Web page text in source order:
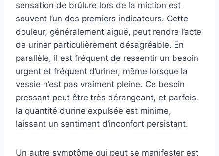
sensation de brûlure lors de la miction est
souvent l’un des premiers indicateurs. Cette
douleur, généralement aiguë, peut rendre l’acte
de uriner particulièrement désagréable. En
parallèle, il est fréquent de ressentir un besoin
urgent et fréquent d’uriner, même lorsque la
vessie n’est pas vraiment pleine. Ce besoin
pressant peut être très dérangeant, et parfois,
la quantité d’urine expulsée est minime,
laissant un sentiment d’inconfort persistant.
Un autre symptôme qui peut se manifester est